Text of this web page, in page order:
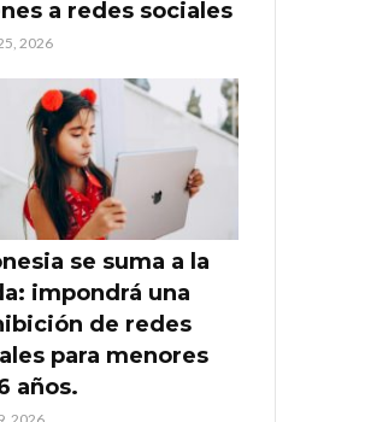
a redes sociales
2026
se suma a la
impondrá una
de redes
para menores
años.